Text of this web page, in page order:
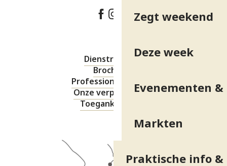
Zegt weekend
Deze week
Evenementen
Markten
Praktische info
Dienstregeling
Brochures
Professionele ruimte
Onze verplichtingen
Toegankelijkheid